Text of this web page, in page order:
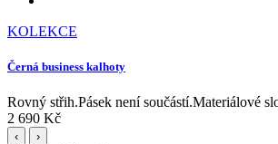
KOLEKCE
Černá business kalhoty
Rovný střih.Pásek není součástí.Materiálové
2 690 Kč
‹ ›